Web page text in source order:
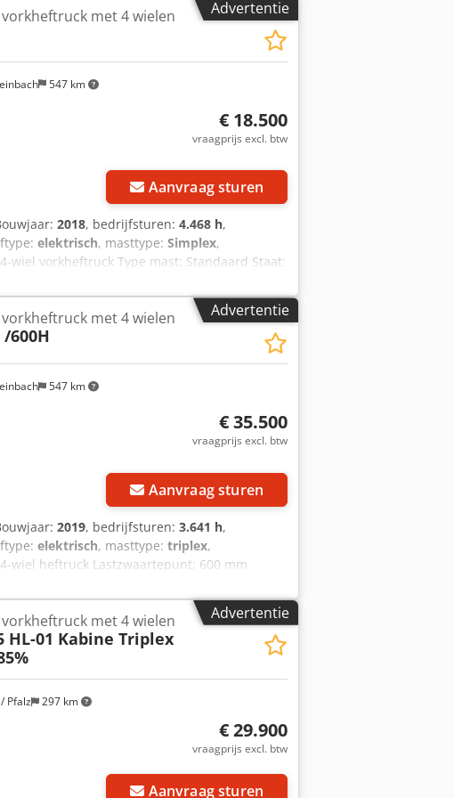
Advertentie
547 km
met 4 wielen
€ 18.500
vraagprijs excl. btw
Aanvraag sturen
2018, bedrijfsturen: 4.468 h,
elektrisch, masttype: Simplex,
wiel vorkheftruck Type mast: Standaard Staat:
Zijschuiver, 3e klep, dakbedekking,
Advertentie
547 km
met 4 wielen
/600H
€ 35.500
vraagprijs excl. btw
Aanvraag sturen
2019, bedrijfsturen: 3.641 h,
elektrisch, masttype: triplex,
wiel heftruck Lastzwaartepunt: 600 mm
Technische toestand: goed Sideshift,
cabine, volledig vrije heffing,
Advertentie
Pfalz 297 km
met 4 wielen
HL-01 Kabine Triplex
€ 29.900
vraagprijs excl. btw
Aanvraag sturen